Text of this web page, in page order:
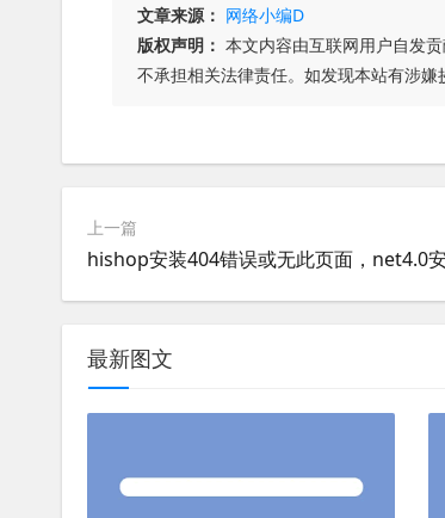
文章来源： 网络小编D
版权声明： 本文内容由互联网用户自发
不承担相关法律责任。如发现本站有涉嫌
上一篇
最新图文